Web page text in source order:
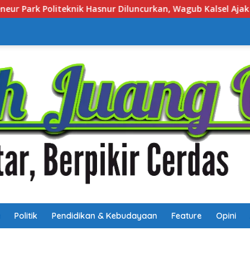
Kalsel Ajak Mahasiswa Bangun Usaha Berbasis Inovasi
Politik Pendidikan & Kebudayaan Feature Opini